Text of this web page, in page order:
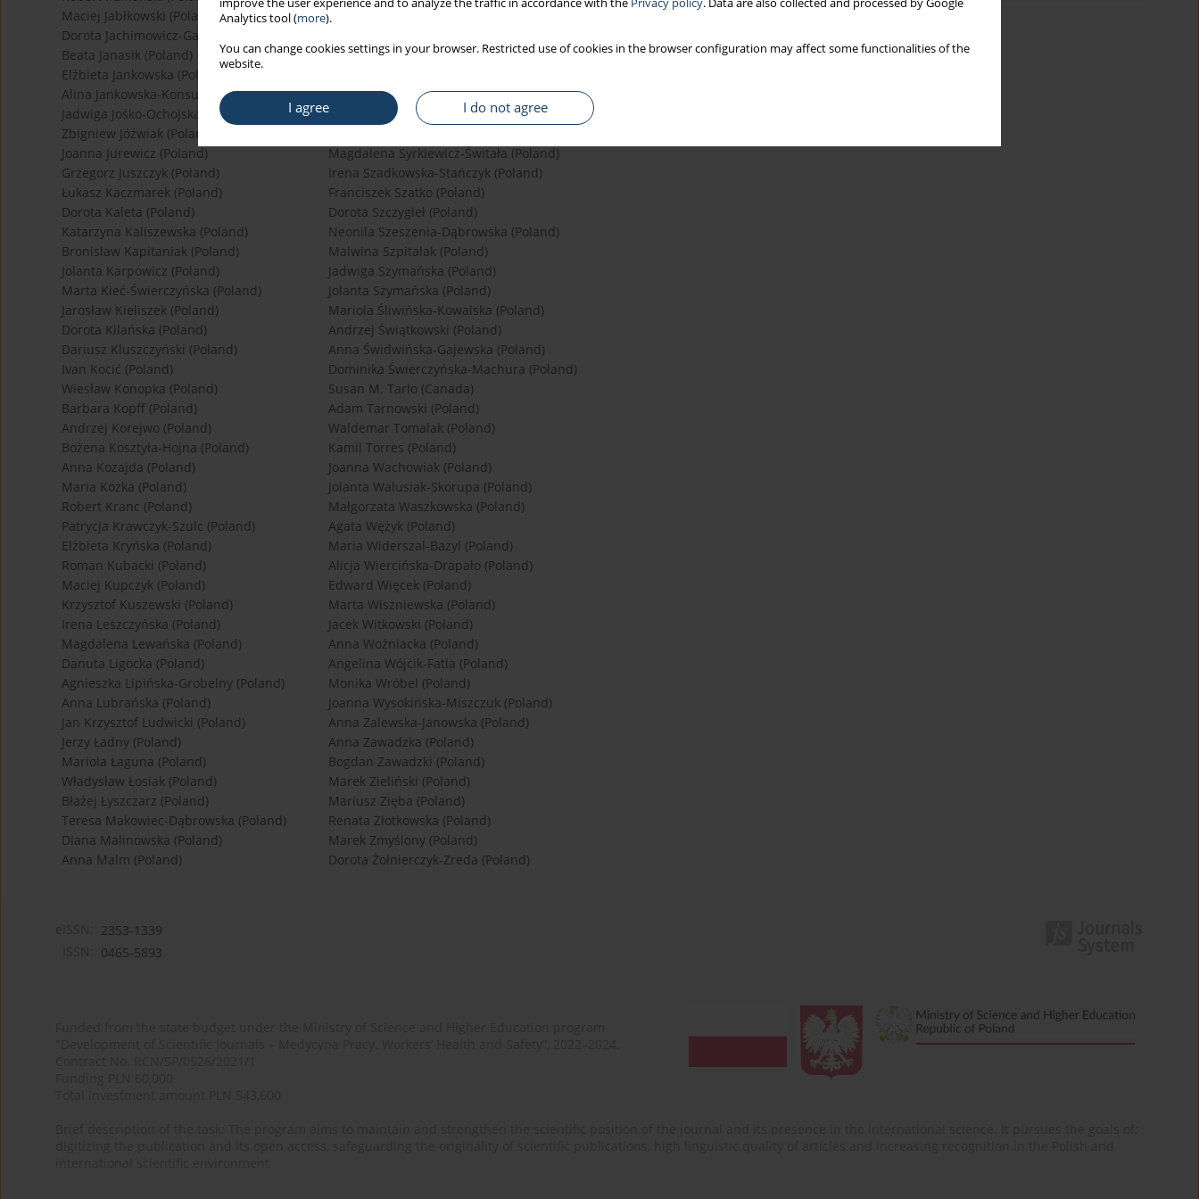
Analytics tool (more).
You can change cookies settings in your browser. Restricted use of cookies in the browser configuration may affect some functionalities of the
website.
I agree I do not agree
Maciej Jabłkowski (Poland)
Dorota Jachimowicz-Gaweł (Poland)
Beata Janasik (Poland)
Elżbieta Jankowska (Poland)
Alina Jankowska-Konsur (Poland)
Jadwiga Jośko-Ochojska (Poland)
Zbigniew Jóźwiak (Poland)
Joanna Jurewicz (Poland)
Grzegorz Juszczyk (Poland)
Łukasz Kaczmarek (Poland)
Dorota Kaleta (Poland)
Katarzyna Kaliszewska (Poland)
Bronislaw Kapitaniak (Poland)
Jolanta Karpowicz (Poland)
Marta Kieć-Świerczyńska (Poland)
Jarosław Kieliszek (Poland)
Dorota Kilańska (Poland)
Dariusz Kluszczyński (Poland)
Ivan Kocić (Poland)
Wiesław Konopka (Poland)
Barbara Kopff (Poland)
Andrzej Korejwo (Poland)
Bożena Kosztyła-Hojna (Poland)
Anna Kozajda (Poland)
Maria Kózka (Poland)
Robert Kranc (Poland)
Patrycja Krawczyk-Szulc (Poland)
Elżbieta Kryńska (Poland)
Roman Kubacki (Poland)
Maciej Kupczyk (Poland)
Krzysztof Kuszewski (Poland)
Irena Leszczyńska (Poland)
Magdalena Lewańska (Poland)
Danuta Ligocka (Poland)
Agnieszka Lipińska-Grobelny (Poland)
Anna Lubrańska (Poland)
Jan Krzysztof Ludwicki (Poland)
Jerzy Ładny (Poland)
Mariola Łaguna (Poland)
Władysław Łosiak (Poland)
Błażej Łyszczarz (Poland)
Teresa Makowiec-Dąbrowska (Poland)
Diana Malinowska (Poland)
Anna Malm (Poland)
Justyna Skóra (Poland)
Andrzej Starek (Poland)
Paweł Struciński (Poland)
Maria Strykowska (Poland)
Magdalena Syrkiewicz-Świtała (Poland)
Irena Szadkowska-Stańczyk (Poland)
Franciszek Szatko (Poland)
Dorota Szczygieł (Poland)
Neonila Szeszenia-Dąbrowska (Poland)
Malwina Szpitalak (Poland)
Jadwiga Szymańska (Poland)
Jolanta Szymańska (Poland)
Mariola Śliwińska-Kowalska (Poland)
Andrzej Świątkowski (Poland)
Anna Świdwińska-Gajewska (Poland)
Dominika Świerczyńska-Machura (Poland)
Susan M. Tarlo (Canada)
Adam Tarnowski (Poland)
Waldemar Tomalak (Poland)
Kamil Torres (Poland)
Joanna Wachowiak (Poland)
Jolanta Walusiak-Skorupa (Poland)
Małgorzata Waszkowska (Poland)
Agata Wężyk (Poland)
Maria Widerszal-Bazyl (Poland)
Alicja Wiercińska-Drapało (Poland)
Edward Więcek (Poland)
Marta Wiszniewska (Poland)
Jacek Witkowski (Poland)
Anna Woźniacka (Poland)
Angelina Wójcik-Fatla (Poland)
Monika Wróbel (Poland)
Joanna Wysokińska-Miszczuk (Poland)
Anna Zalewska-Janowska (Poland)
Anna Zawadzka (Poland)
Bogdan Zawadzki (Poland)
Marek Zieliński (Poland)
Mariusz Zięba (Poland)
Renata Złotkowska (Poland)
Marek Zmyślony (Poland)
Dorota Żołnierczyk-Zreda (Poland)
2353-1339
0465-5893